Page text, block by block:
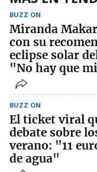
BUZZ ON
Miranda
con su
eclipse solar
"No hay que
BUZZ ON
El ticket viral
debate sobre
verano: "11
de agua"